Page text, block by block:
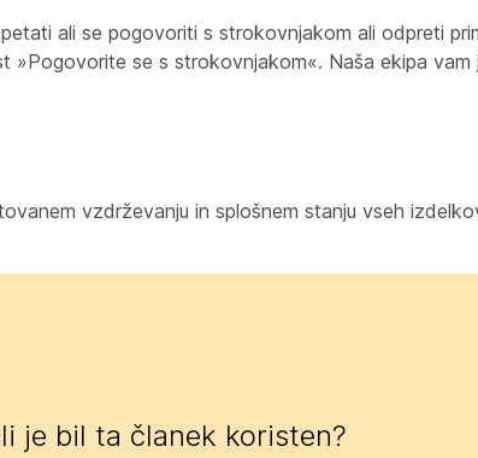
ali se pogovoriti s strokovnjakom ali odpreti
»Pogovorite se s strokovnjakom«. Naša ekipa
vzdrževanju in splošnem stanju vseh
je bil ta članek koristen?